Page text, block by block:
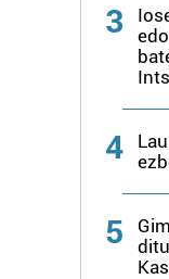
3
4
5